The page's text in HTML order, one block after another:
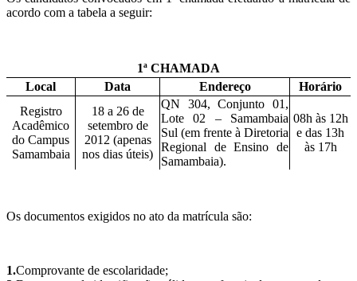
acordo com a tabela a seguir:
1ª CHAMADA
Local
Data Endereço
Horário
Registro
Acadêmico
do Campus
Samambaia
18 a 26 de
setembro de
2012 (apenas
nos dias úteis)
QN 304, Conjunto 01,
Lote 02 – Samambaia
Sul (em frente à Diretoria
Regional de Ensino de
Samambaia).
08h às 12h
e das 13h
às 17h
Os documentos exigidos no ato da matrícula são:
1.Comprovante de escolaridade;